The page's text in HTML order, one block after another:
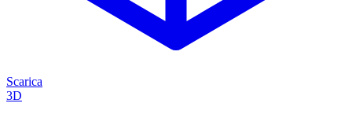
Scarica
3D